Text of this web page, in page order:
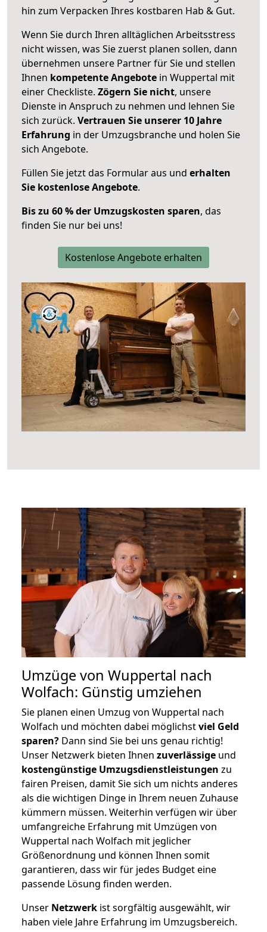
hin zum Verpacken Ihres kostbaren Hab & Gut.
Wenn Sie durch Ihren alltäglichen Arbeitsstress
nicht wissen, was Sie zuerst planen sollen, dann
übernehmen unsere Partner für Sie und stellen
Ihnen kompetente Angebote in Wuppertal mit
einer Checkliste. Zögern Sie nicht, unsere
Dienste in Anspruch zu nehmen und lehnen Sie
sich zurück. Vertrauen Sie unserer 10 Jahre
Erfahrung in der Umzugsbranche und holen Sie
sich Angebote.
Füllen Sie jetzt das Formular aus und erhalten
Sie kostenlose Angebote.
Bis zu 60 % der Umzugskosten sparen, das
finden Sie nur bei uns!
Kostenlose Angebote erhalten
Umzüge von Wuppertal nach
Wolfach: Günstig umziehen
Sie planen einen Umzug von Wuppertal nach
Wolfach und möchten dabei möglichstviel Geld
sparen? Dann sind Sie bei uns genau richtig!
Unser Netzwerk bieten Ihnen zuverlässige und
kostengünstige Umzugsdienstleistungen zu
fairen Preisen, damit Sie sich um nichts anderes
als die wichtigen Dinge in Ihrem neuen Zuhause
kümmern müssen. Weiterhin verfügen wir über
umfangreiche Erfahrung mit Umzügen von
Wuppertal nach Wolfach mit jeglicher
Größenordnung und können Ihnen somit
garantieren, dass wir für jedes Budget eine
passende Lösung finden werden.
Unser Netzwerk ist sorgfältig ausgewählt, wir
haben viele Jahre Erfahrung im Umzugsbereich.